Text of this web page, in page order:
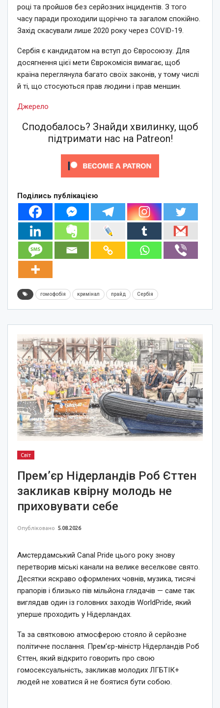
році та пройшов без серйозних інцидентів. З того
часу паради проходили щорічно та загалом спокійно.
Захід скасували лише 2020 року через COVID-19.
Сербія є кандидатом на вступ до Євросоюзу. Для
досягнення цієї мети Єврокомісія вимагає, щоб
країна переглянула багато своїх законів, у тому числі
й ті, що стосуються прав людини і прав меншин.
Джерело
Сподобалось? Знайди хвилинку, щоб
підтримати нас на Patreon!
Поділись публікацією
гомофобія кримінал прайд Сербія
Світ
Прем’єр Нідерландів Роб Єттен
закликав квірну молодь не
приховувати себе
Опубліковано 5.08.2026
Амстердамський Canal Pride цього року знову
перетворив міські канали на велике веселкове свято.
Десятки яскраво оформлених човнів, музика, тисячі
прапорів і близько пів мільйона глядачів — саме так
виглядав один із головних заходів WorldPride, який
уперше проходить у Нідерландах.
Та за святковою атмосферою стояло й серйозне
політичне послання. Прем’єр-міністр Нідерландів Роб
Єттен, який відкрито говорить про свою
гомосексуальність, закликав молодих ЛГБТІК+
людей не ховатися й не боятися бути собою.